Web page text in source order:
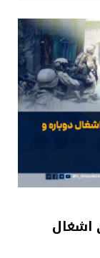
اشغال